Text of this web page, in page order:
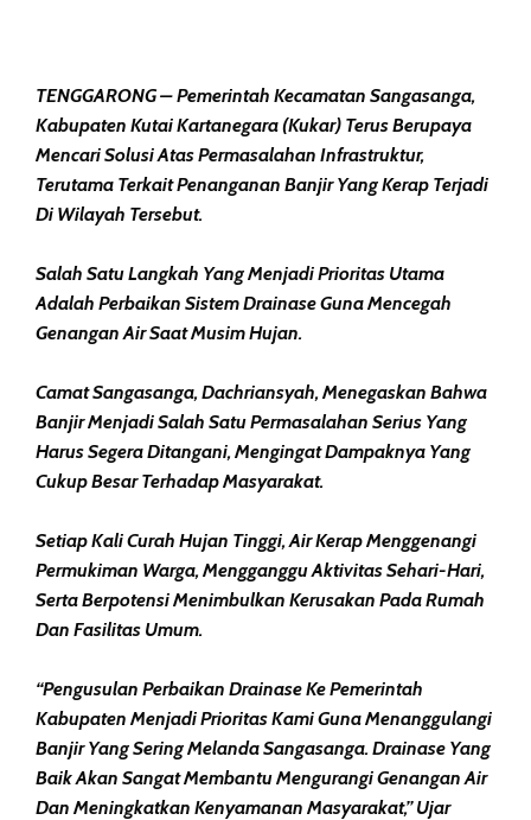
TENGGARONG – Pemerintah Kecamatan Sangasanga,
Kabupaten Kutai Kartanegara (Kukar) Terus Berupaya
Mencari Solusi Atas Permasalahan Infrastruktur,
Terutama Terkait Penanganan Banjir Yang Kerap Terjadi
Di Wilayah Tersebut.
Salah Satu Langkah Yang Menjadi Prioritas Utama
Adalah Perbaikan Sistem Drainase Guna Mencegah
Genangan Air Saat Musim Hujan.
Camat Sangasanga, Dachriansyah, Menegaskan Bahwa
Banjir Menjadi Salah Satu Permasalahan Serius Yang
Harus Segera Ditangani, Mengingat Dampaknya Yang
Cukup Besar Terhadap Masyarakat.
Setiap Kali Curah Hujan Tinggi, Air Kerap Menggenangi
Permukiman Warga, Mengganggu Aktivitas Sehari-Hari,
Serta Berpotensi Menimbulkan Kerusakan Pada Rumah
Dan Fasilitas Umum.
“Pengusulan Perbaikan Drainase Ke Pemerintah
Kabupaten Menjadi Prioritas Kami Guna Menanggulangi
Banjir Yang Sering Melanda Sangasanga. Drainase Yang
Baik Akan Sangat Membantu Mengurangi Genangan Air
Dan Meningkatkan Kenyamanan Masyarakat,” Ujar